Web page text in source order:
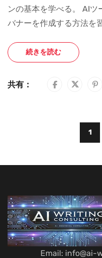
ンの基本を学べる。 AI
バナーを作成する方法を
続きを読む
共有：
1
Email: